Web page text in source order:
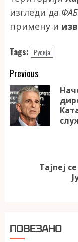
изгледи да
примену и
Tags: Русија
Continue
Reading
Previous
Тајпеј
ПОВЕЗАНО